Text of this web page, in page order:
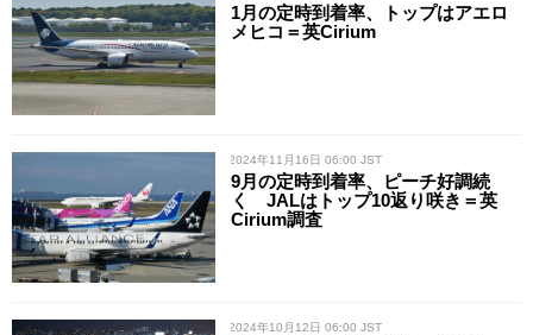
1月の定時到着率、トップはアエロ
メヒコ＝英Cirium
/ 2024年11月16日 06:00 JST
9月の定時到着率、ピーチ好調続
く JALはトップ10返り咲き＝英
Cirium調査
/ 2024年10月12日 06:00 JST